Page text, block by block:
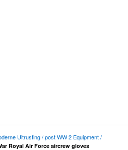
Uitrusting / post WW 2 Equipment /
Royal Air Force aircrew gloves